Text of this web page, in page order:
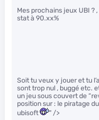
Mes prochains jeux UBI ?
stat à 90.xx%
Soit tu veux y jouer et tu
sont trop nul , buggé etc.
un jeu sous couvert de
position sur : le piratage
ubisoft
" />